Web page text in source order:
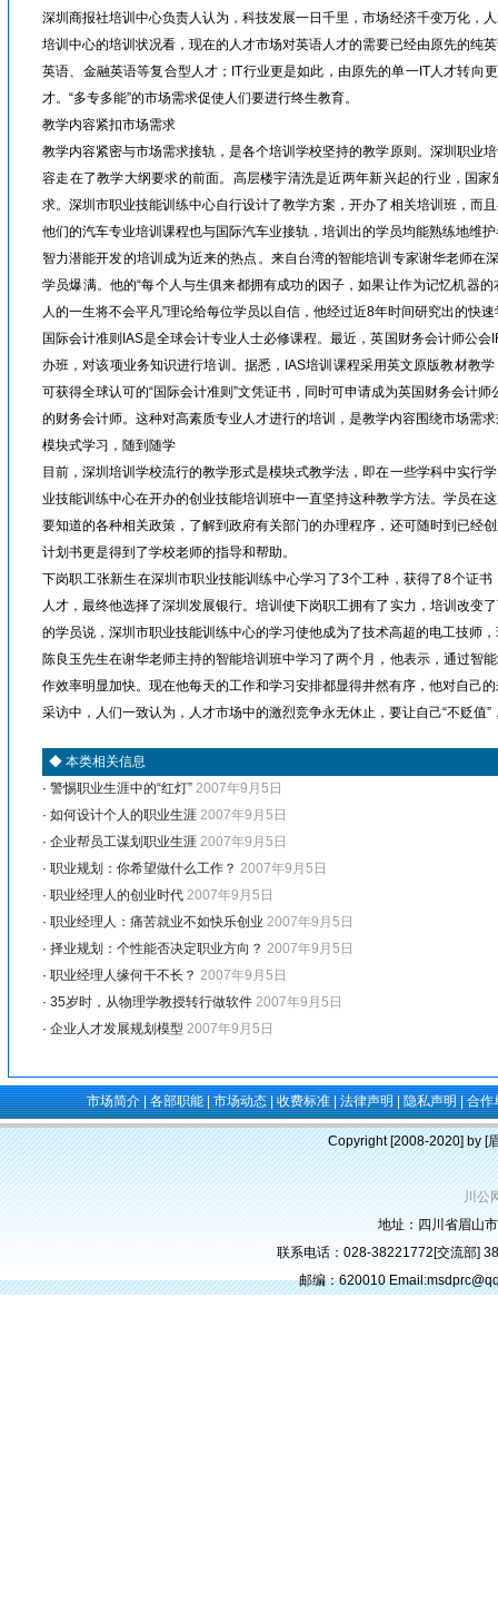
深圳商报社培训中心负责人认为，科技发展一日千里，市场经济千变万化，
培训中心的培训状况看，现在的人才市场对英语人才的需要已经由原先的纯
英语、金融英语等复合型人才；IT行业更是如此，由原先的单一IT人才转向
才。“多专多能”的市场需求促使人们要进行终生教育。
教学内容紧扣市场需求
教学内容紧密与市场需求接轨，是各个培训学校坚持的教学原则。深圳职业
容走在了教学大纲要求的前面。高层楼宇清洗是近两年新兴起的行业，国
求。深圳市职业技能训练中心自行设计了教学方案，开办了相关培训班，而
他们的汽车专业培训课程也与国际汽车业接轨，培训出的学员均能熟练地维
智力潜能开发的培训成为近来的热点。来自台湾的智能培训专家谢华老师在
学员爆满。他的“每个人与生俱来都拥有成功的因子，如果让作为记忆机器
人的一生将不会平凡”理论给每位学员以自信，他经过近8年时间研究出的快
国际会计准则IAS是全球会计专业人士必修课程。最近，英国财务会计师公
办班，对该项业务知识进行培训。据悉，IAS培训课程采用英文原版教材教
可获得全球认可的“国际会计准则”文凭证书，同时可申请成为英国财务会计
的财务会计师。这种对高素质专业人才进行的培训，是教学内容围绕市场需
模块式学习，随到随学
目前，深圳培训学校流行的教学形式是模块式教学法，即在一些学科中实行
业技能训练中心在开办的创业技能培训班中一直坚持这种教学方法。学员在
要知道的各种相关政策，了解到政府有关部门的办理程序，还可随时到已经
计划书更是得到了学校老师的指导和帮助。
下岗职工张新生在深圳市职业技能训练中心学习了3个工种，获得了8个证
人才，最终他选择了深圳发展银行。培训使下岗职工拥有了实力，培训改变
的学员说，深圳市职业技能训练中心的学习使他成为了技术高超的电工技师
陈良玉先生在谢华老师主持的智能培训班中学习了两个月，他表示，通过智
作效率明显加快。现在他每天的工作和学习安排都显得井然有序，他对自己
采访中，人们一致认为，人才市场中的激烈竞争永无休止，要让自己“不贬值”
◆ 本类相关信息
· 警惕职业生涯中的“红灯” 2007年9月5日
· 如何设计个人的职业生涯 2007年9月5日
· 企业帮员工谋划职业生涯 2007年9月5日
· 职业规划：你希望做什么工作？ 2007年9月5日
· 职业经理人的创业时代 2007年9月5日
· 职业经理人：痛苦就业不如快乐创业 2007年9月5日
· 择业规划：个性能否决定职业方向？ 2007年9月5日
· 职业经理人缘何干不长？ 2007年9月5日
· 35岁时，从物理学教授转行做软件 2007年9月5日
· 企业人才发展规划模型 2007年9月5日
市场简介|各部职能|市场动态|收费标准|法律声明|隐私声明|合作
Copyright [2008-2020] by [
川公
地址：四川省眉山
联系电话：028-38221772[交流部]
邮编：620010